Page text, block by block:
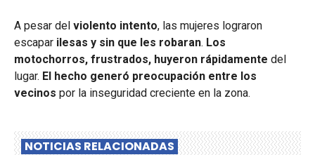
A pesar del violento intento, las mujeres lograron
escapar ilesas y sin que les robaran. Los
motochorros, frustrados, huyeron rápidamente del
lugar. El hecho generó preocupación entre los
vecinos por la inseguridad creciente en la zona.
NOTICIAS RELACIONADAS